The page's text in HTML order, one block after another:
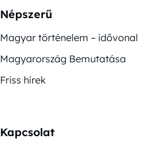
Népszerű
Magyar történelem – idővonal
Magyarország Bemutatása
Friss hírek
Kapcsolat